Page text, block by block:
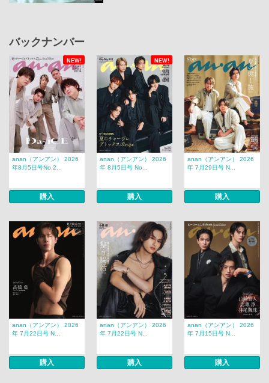
バックナンバー
NEW! NEW!
anan（アンアン） 2026
年8月5日号No.2...
購入
anan（アンアン） 2026
年 8月5日号 No...
購入
anan（アンアン） 2026
年 7月29日号 N...
購入
anan（アンアン） 2026
年 7月22日号 N...
購入
anan（アンアン） 2026
年 7月22日号 N...
購入
anan（アンアン） 2026
年 7月15日号 N...
購入